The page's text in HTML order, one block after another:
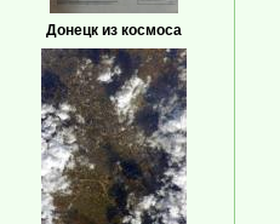
Донецк из космоса